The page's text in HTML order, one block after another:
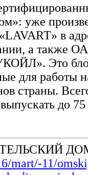
уже
в
а также
Это
для работы
страны.
до
mart/-11/